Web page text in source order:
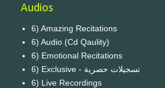
Audios
6) Amazing Recitations
6) Audio (Cd Qaulity)
6) Emotional Recitations
6) Exclusive - تسجيلات حصرية
6) Live Recordings